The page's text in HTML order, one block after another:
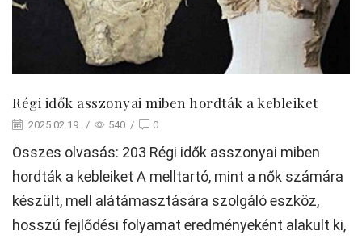
Régi idők asszonyai miben hordták a kebleiket
2025.02.19. / 540 / 0
Összes olvasás: 203 Régi idők asszonyai miben
hordták a kebleiket A melltartó, mint a nők számára
készült, mell alátámasztására szolgáló eszköz,
hosszú fejlődési folyamat eredményeként alakult ki,